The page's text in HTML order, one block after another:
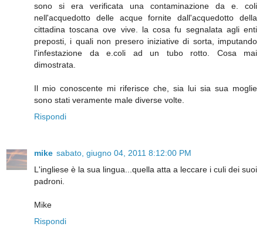
sono si era verificata una contaminazione da e. coli
nell'acquedotto delle acque fornite dall'acquedotto della
cittadina toscana ove vive. la cosa fu segnalata agli enti
preposti, i quali non presero iniziative di sorta, imputando
l'infestazione da e.coli ad un tubo rotto. Cosa mai
dimostrata.
Il mio conoscente mi riferisce che, sia lui sia sua moglie
sono stati veramente male diverse volte.
Rispondi
mike sabato, giugno 04, 2011 8:12:00 PM
L'ingliese è la sua lingua...quella atta a leccare i culi dei suoi
padroni.
Mike
Rispondi